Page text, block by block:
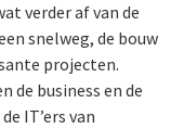
verder af van de
snelweg, de bouw
projecten.
de business en de
IT’ers van